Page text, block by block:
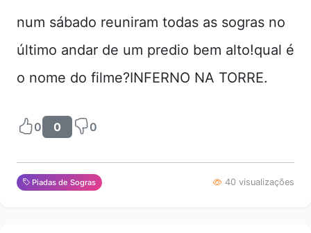
num sábado reuniram todas as sogras no
último andar de um predio bem alto!qual é
o nome do filme?INFERNO NA TORRE.
0 0 0
Piadas de Sogras 40 visualizações